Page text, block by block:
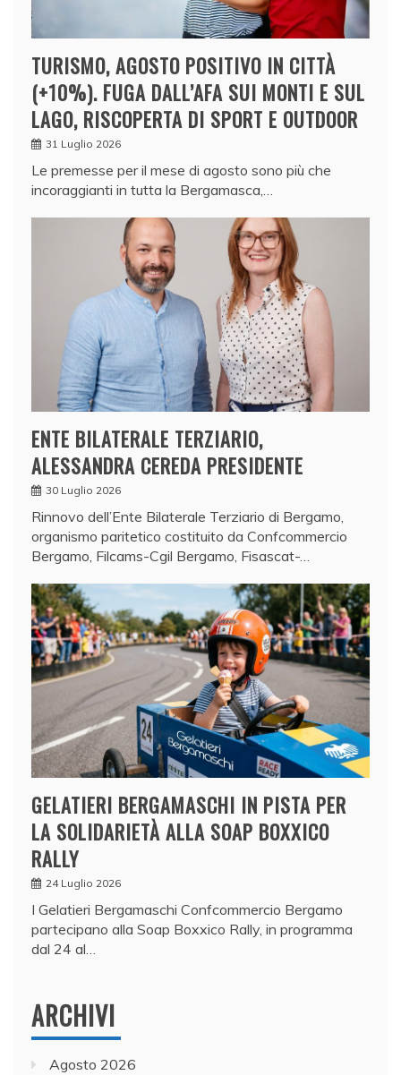
TURISMO, AGOSTO POSITIVO IN CITTÀ
(+10%). FUGA DALL’AFA SUI MONTI E SUL
LAGO, RISCOPERTA DI SPORT E OUTDOOR
31 Luglio 2026
Le premesse per il mese di agosto sono più che
incoraggianti in tutta la Bergamasca,…
ENTE BILATERALE TERZIARIO,
ALESSANDRA CEREDA PRESIDENTE
30 Luglio 2026
Rinnovo dell’Ente Bilaterale Terziario di Bergamo,
organismo paritetico costituito da Confcommercio
Bergamo, Filcams-Cgil Bergamo, Fisascat-…
GELATIERI BERGAMASCHI IN PISTA PER
LA SOLIDARIETÀ ALLA SOAP BOXXICO
RALLY
24 Luglio 2026
I Gelatieri Bergamaschi Confcommercio Bergamo
partecipano alla Soap Boxxico Rally, in programma
dal 24 al…
ARCHIVI
Agosto 2026